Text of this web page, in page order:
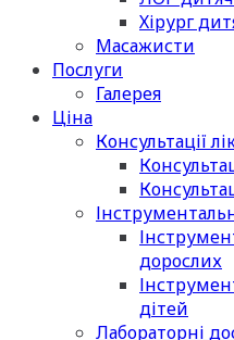
Хірург
Масажисти
Послуги
Галерея
Ціна
Консультації
дорослих
дітей
Лабораторні